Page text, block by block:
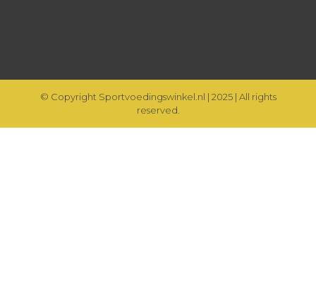
© Copyright Sportvoedingswinkel.nl | 2025 | All rights
reserved.